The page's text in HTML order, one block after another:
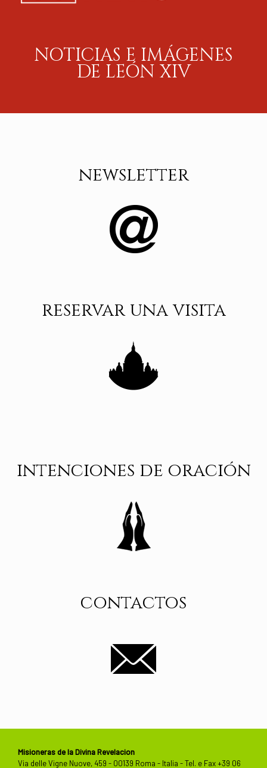
NOTICIAS E IMÁGENES
DE LEÓN XIV
newsletter
reservar una visita
intenciones de oración
contactos
Misioneras de la Divina Revelacion
Via delle Vigne Nuove, 459 - 00139 Roma - Italia - Tel. e Fax +39 06